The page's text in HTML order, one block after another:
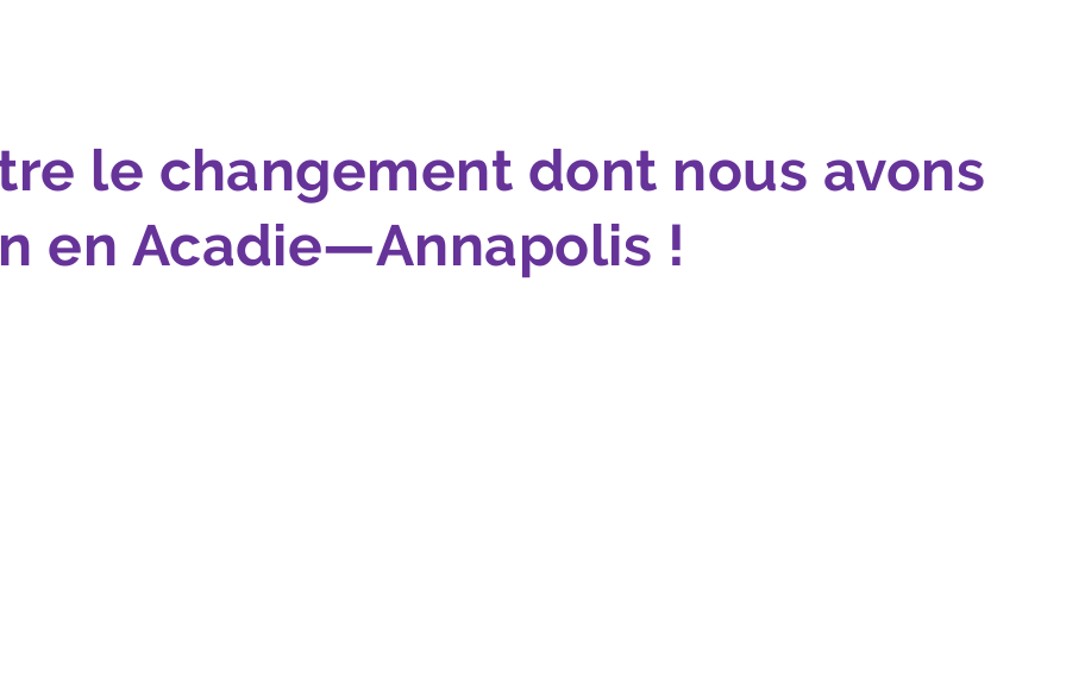
le changement dont nous avons
en Acadie—Annapolis !